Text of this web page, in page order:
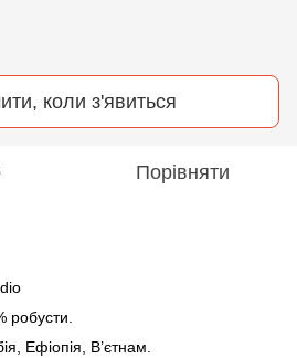
коли з'явиться
Порівняти
робусти.
Ефіопія, В’єтнам.